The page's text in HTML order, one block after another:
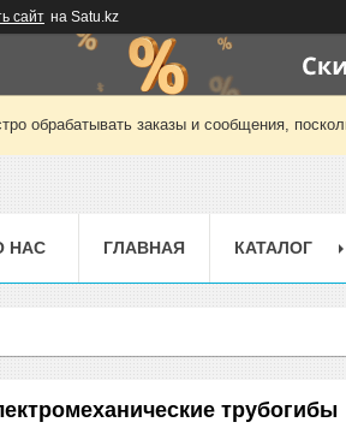
сайт на Satu.kz
обрабатывать заказы и сообщения,
НАС ГЛАВНАЯ КАТАЛОГ
трубогибы